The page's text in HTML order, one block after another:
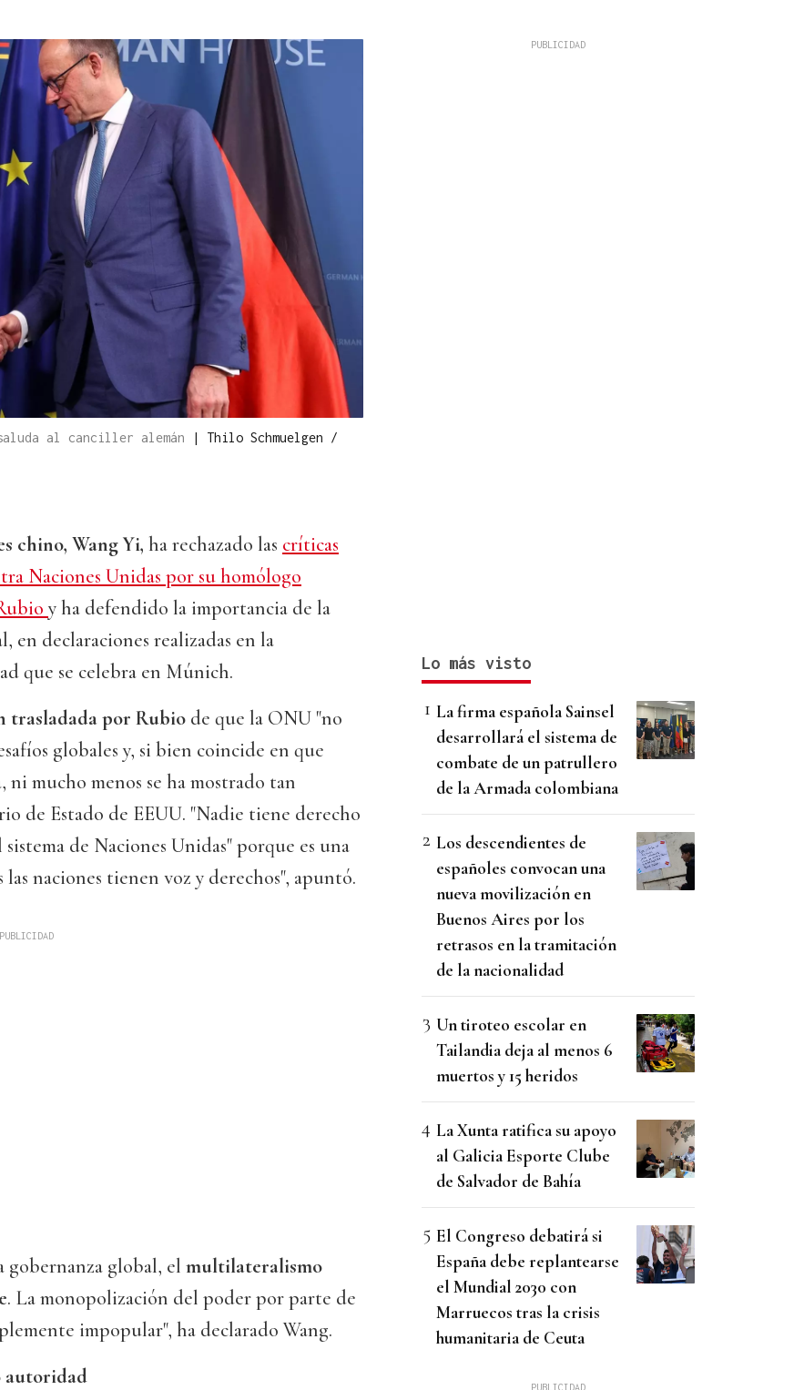
al canciller alemán | Thilo Schmuelgen /
chino, Wang Yi, ha rechazado las críticas
Naciones Unidas por su homólogo
y ha defendido la importancia de la
declaraciones realizadas en la
que se celebra en Múnich.
trasladada por Rubio de que la ONU "no
globales y, si bien coincide en que
mucho menos se ha mostrado tan
de Estado de EEUU. "Nadie tiene derecho
de Naciones Unidas" porque es una
naciones tienen voz y derechos", apuntó.
gobernanza global, el multilateralismo
. La monopolización del poder por parte de
impopular", ha declarado Wang.
autoridad
Lo más visto
La firma española Sainsel
desarrollará el sistema de
combate de un patrullero
de la Armada colombiana
Los descendientes de
españoles convocan una
nueva movilización en
Buenos Aires por los
retrasos en la tramitación
de la nacionalidad
Un tiroteo escolar en
Tailandia deja al menos 6
muertos y 15 heridos
La Xunta ratifica su apoyo
al Galicia Esporte Clube
de Salvador de Bahía
El Congreso debatirá si
España debe replantearse
el Mundial 2030 con
Marruecos tras la crisis
humanitaria de Ceuta